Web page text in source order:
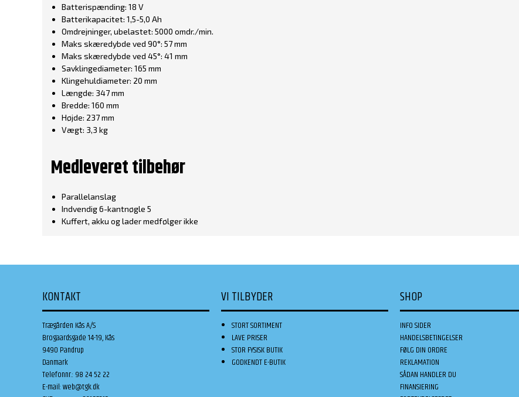
Batterispænding: 18 V
Batterikapacitet: 1,5-5,0 Ah
Omdrejninger, ubelastet: 5000 omdr./min.
Maks skæredybde ved 90°: 57 mm
Maks skæredybde ved 45°: 41 mm
Savklingediameter: 165 mm
Klingehuldiameter: 20 mm
Længde: 347 mm
Bredde: 160 mm
Højde: 237 mm
Vægt: 3,3 kg
Medleveret tilbehør
Parallelanslag
Indvendig 6-kantnøgle 5
Kuffert, akku og lader medfølger ikke
KONTAKT
Trægården Kås A/S
Brogaardsgade 14-19, Kås
9490 Pandrup
Danmark
Telefonnr.: 98 24 52 22
E-mail:web@tgk.dk
VI TILBYDER
STORT SORTIMENT
LAVE PRISER
STOR FYSISK BUTIK
GODKENDT E-BUTIK
SHOP
INFO SIDER
HANDELSBETINGELSER
FØLG DIN ORDRE
REKLAMATION
SÅDAN HANDLER DU
FINANSIERING